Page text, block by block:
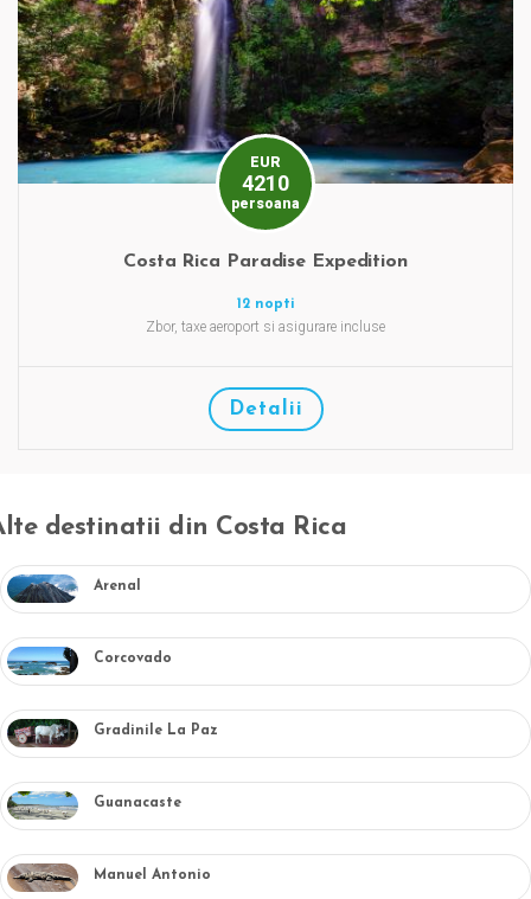
EUR
4210
persoana
Costa Rica Paradise Expedition
12 nopti
Zbor, taxe aeroport si asigurare incluse
Detalii
destinatii din Costa Rica
Arenal
Corcovado
Gradinile La Paz
Guanacaste
Manuel Antonio